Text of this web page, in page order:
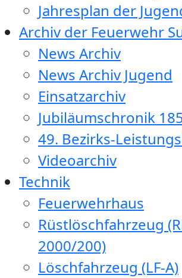
Jahresplan der
Archiv der Feuerwehr
News Archiv
News Archiv Jugend
Einsatzarchiv
Jubiläumschronik
49. Bezirks-
Videoarchiv
Technik
Feuerwehrhaus
Rüstlöschfahrzeug
2000/200)
Löschfahrzeug (LF-A)